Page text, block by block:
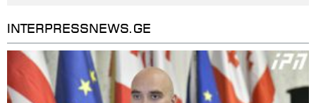
"კოალიცია ცვლილებისთვის"
16:33 / 08-08-2026
INTERPRESSNEWS.GE